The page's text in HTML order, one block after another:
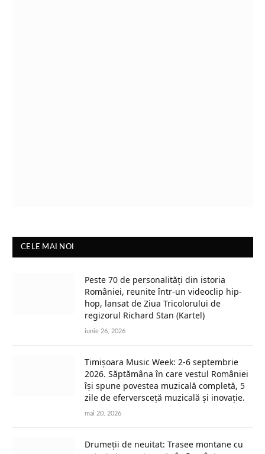
CELE MAI NOI
Peste 70 de personalități din istoria
României, reunite într-un videoclip hip-
hop, lansat de Ziua Tricolorului de
regizorul Richard Stan (Kartel)
iunie 26, 2026
Timișoara Music Week: 2-6 septembrie
2026. Săptămâna în care vestul României
își spune povestea muzicală completă, 5
zile de eferversceță muzicală și inovație.
mai 20, 2026
Drumeții de neuitat: Trasee montane cu